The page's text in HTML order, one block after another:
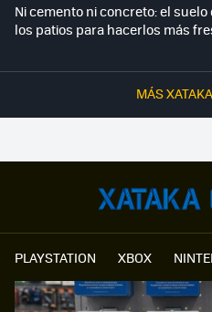
MÁS
Ni cemento ni concreto: el
los patios para hacerlos más
PLAYSTATION XBOX